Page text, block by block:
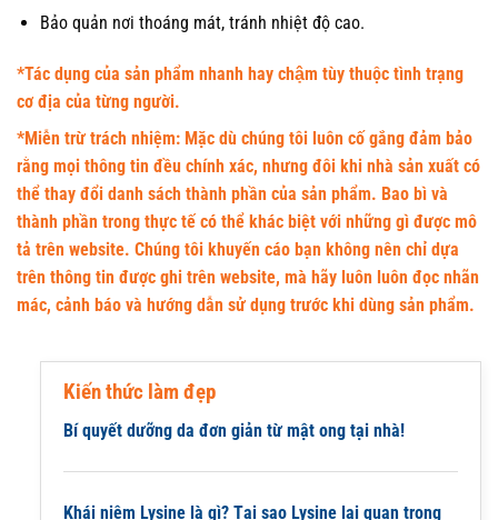
Bảo quản nơi thoáng mát, tránh nhiệt độ cao.
*Tác dụng của sản phẩm nhanh hay chậm tùy thuộc tình trạng
cơ địa của từng người.
*Miễn trừ trách nhiệm: Mặc dù chúng tôi luôn cố gắng đảm bảo
rằng mọi thông tin đều chính xác, nhưng đôi khi nhà sản xuất có
thể thay đổi danh sách thành phần của sản phẩm. Bao bì và
thành phần trong thực tế có thể khác biệt với những gì được mô
tả trên website. Chúng tôi khuyến cáo bạn không nên chỉ dựa
trên thông tin được ghi trên website, mà hãy luôn luôn đọc nhãn
mác, cảnh báo và hướng dẫn sử dụng trước khi dùng sản phẩm.
Kiến thức làm đẹp
Bí quyết dưỡng da đơn giản từ mật ong tại nhà!
Khái niệm Lysine là gì? Tại sao Lysine lại quan trọng